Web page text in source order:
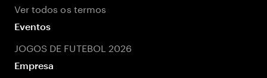
Ver todos os termos
Eventos
JOGOS DE FUTEBOL 2026
Empresa